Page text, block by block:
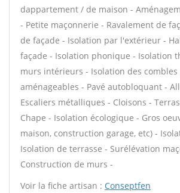
dappartement / de maison -
- Petite maçonnerie - Ravalement de
de façade - Isolation par l'extérieur -
façade - Isolation phonique - Isolation
murs intérieurs - Isolation des combles
aménageables - Pavé autobloquant -
Escaliers métalliques - Cloisons -
Chape - Isolation écologique - Gros
maison, construction garage, etc) -
Isolation de terrasse - Surélévation
Construction de murs -
Voir la fiche artisan : Conseptfen